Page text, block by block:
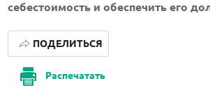
себестоимость и обеспечить его
Распечатать
ПОДЕЛИТЬСЯ